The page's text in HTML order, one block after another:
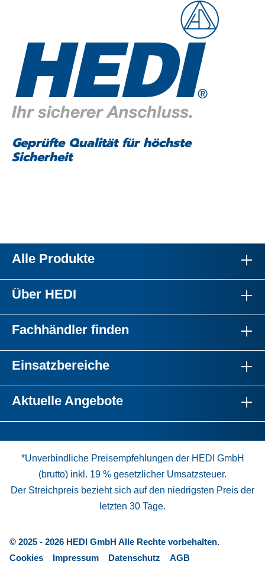
Geprüfte Qualität für höchste
Sicherheit
Alle Produkte
Über HEDI
Fachhändler finden
Einsatzbereiche
Aktuelle Angebote
*Unverbindliche Preisempfehlungen der HEDI GmbH
(brutto) inkl. 19 % gesetzlicher Umsatzsteuer.
Der Streichpreis bezieht sich auf den niedrigsten Preis der
letzten 30 Tage.
© 2025 - 2026 HEDI GmbH Alle Rechte vorbehalten.
Cookies
Impressum Datenschutz AGB